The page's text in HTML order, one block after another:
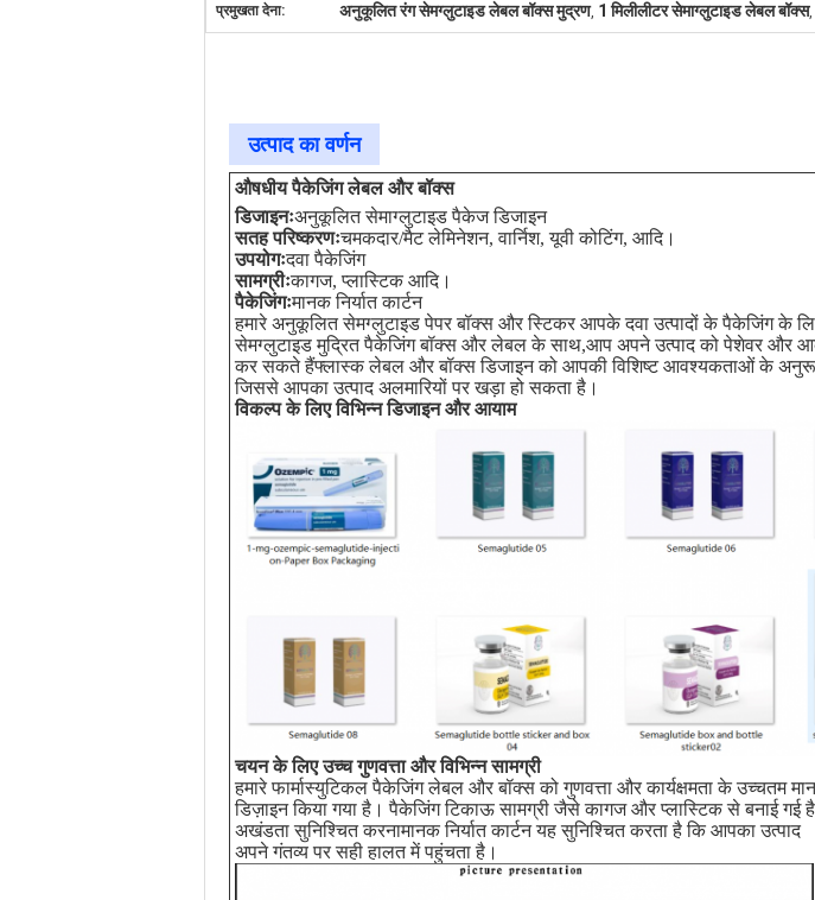
प्रमुखता देना: अनुकूलित रंग सेमग्लुटाइड लेबल बॉक्स मुद्रण, 1 मिलीलीटर सेमाग्लुटाइड लेबल बॉक्स,
उत्पाद का वर्णन
औषधीय पैकेजिंग लेबल और बॉक्स
डिजाइनःअनुकूलित सेमाग्लुटाइड पैकेज डिजाइन
सतह परिष्करणःचमकदार/मैट लेमिनेशन, वार्निश, यूवी कोटिंग, आदि।
उपयोगःदवा पैकेजिंग
सामग्रीःकागज, प्लास्टिक आदि।
पैकेजिंगःमानक निर्यात कार्टन
हमारे अनुकूलित सेमग्लुटाइड पेपर बॉक्स और स्टिकर आपके दवा उत्पादों के पैकेजिंग के
सेमग्लुटाइड मुद्रित पैकेजिंग बॉक्स और लेबल के साथ,आप अपने उत्पाद को पेशेवर और
कर सकते हैंफ्लास्क लेबल और बॉक्स डिजाइन को आपकी विशिष्ट आवश्यकताओं के
जिससे आपका उत्पाद अलमारियों पर खड़ा हो सकता है।
विकल्प के लिए विभिन्न डिजाइन और आयाम
चयन के लिए उच्च गुणवत्ता और विभिन्न सामग्री
हमारे फार्मास्युटिकल पैकेजिंग लेबल और बॉक्स को गुणवत्ता और कार्यक्षमता के उच्चतम
डिज़ाइन किया गया है। पैकेजिंग टिकाऊ सामग्री जैसे कागज और प्लास्टिक से बनाई गई
अखंडता सुनिश्चित करनामानक निर्यात कार्टन यह सुनिश्चित करता है कि आपका उत्पाद
अपने गंतव्य पर सही हालत में पहुंचता है।